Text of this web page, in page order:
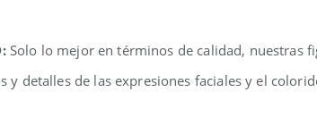
Solo lo mejor en términos de calidad, nuestras
y detalles de las expresiones faciales y el